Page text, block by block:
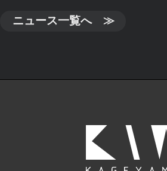
ニュース一覧へ ≫